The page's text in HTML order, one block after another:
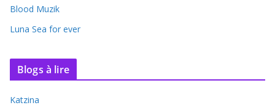
Blood Muzik
Luna Sea for ever
Blogs à lire
Katzina